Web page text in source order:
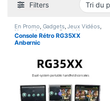
Filters
En Promo, Gadgets,Jeux Vidéos,
Nouvel Arrivage,Smart Home
Console Rétro RG35XX
Anbernic